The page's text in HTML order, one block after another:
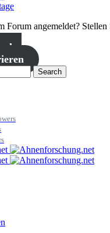
Forum angemeldet?
Search